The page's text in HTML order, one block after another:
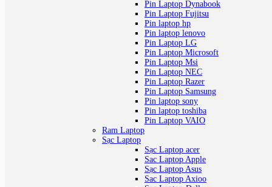
Pin Laptop Dynabook
Pin Laptop Fujitsu
Pin laptop hp
Pin laptop lenovo
Pin Laptop LG
Pin Laptop Microsoft
Pin Laptop Msi
Pin Laptop NEC
Pin Laptop Razer
Pin Laptop Samsung
Pin laptop sony
Pin laptop toshiba
Pin Laptop VAIO
Ram Laptop
Sạc Laptop
Sạc Laptop acer
Sac Laptop Apple
Sạc Laptop Asus
Sac Laptop Axioo